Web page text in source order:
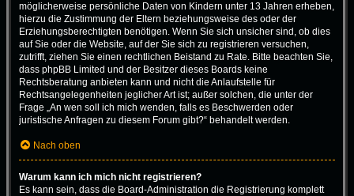
möglicherweise persönliche Daten von Kindern unter 13 Jahren erheben,
hierzu die Zustimmung der Eltern beziehungsweise des oder der
Erziehungsberechtigten benötigen. Wenn Sie sich unsicher sind, ob dies
auf Sie oder die Website, auf der Sie sich zu registrieren versuchen,
zutrifft, ziehen Sie einen rechtlichen Beistand zu Rate. Bitte beachten Sie,
dass phpBB Limited und der Besitzer dieses Boards keine
Rechtsberatung anbieten kann und nicht die Anlaufstelle für
Rechtsangelegenheiten jeglicher Art ist; außer solchen, die unter der
Frage „An wen soll ich mich wenden, falls es Beschwerden oder
juristische Anfragen zu diesem Forum gibt?“ behandelt werden.
Nach oben
Warum kann ich mich nicht registrieren?
Es kann sein, dass die Board-Administration die Registrierung komplett